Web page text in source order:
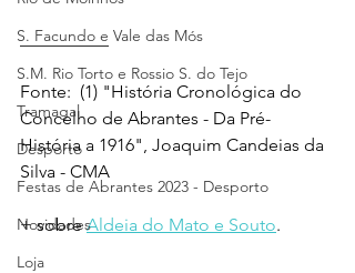
S. Facundo e Vale das Mós
S.M. Rio Torto e Rossio S. do Tejo
Tramagal
Desporto
Festas de Abrantes 2023 - Desporto
Novidades
Loja
__________
Fonte:  (1) "História Cronológica do
Concelho de Abrantes - Da Pré-
História a 1916", Joaquim Candeias da
Silva - CMA
+ sobre Aldeia do Mato e Souto.